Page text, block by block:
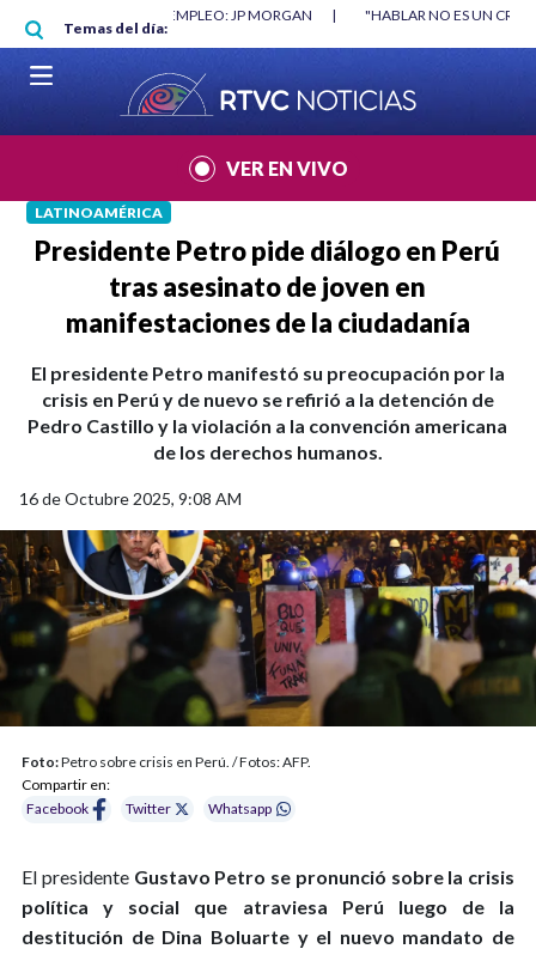
Pasar al contenido principal
Temas del día:
MÍNIMO NO DESTRUYÓ EMPLEO: JP MORGAN |
"HABLAR NO ES UN
MUNDIAL 2026
|
VER EN VIVO
LATINOAMÉRICA
Presidente Petro pide diálogo en Perú
tras asesinato de joven en
manifestaciones de la ciudadanía
El presidente Petro manifestó su preocupación por la
crisis en Perú y de nuevo se refirió a la detención de
Pedro Castillo y la violación a la convención americana
de los derechos humanos.
16 de Octubre 2025, 9:08 AM
Foto:Petro sobre crisis en Perú. / Fotos: AFP.
Compartir en:
Facebook
Twitter Whatsapp
El presidente Gustavo Petro se pronunció sobre la crisis
política y social que atraviesa Perú luego de la
destitución de Dina Boluarte y el nuevo mandato de